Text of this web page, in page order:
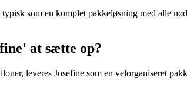
som en komplet pakkeløsning med alle
at sætte op?
leveres Josefine som en velorganiseret